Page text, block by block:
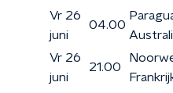
Vr 26
juni
04.00
Vr 26
juni
21.00